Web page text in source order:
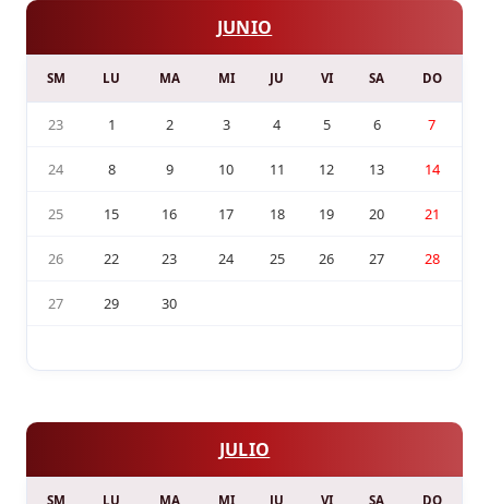
JUNIO
SM LU MA MI JU VI SA DO
23 1 2 3 4 5 6 7
24 8 9 10 11 12 13 14
25 15 16 17 18 19 20 21
26 22 23 24 25 26 27 28
27 29 30
JULIO
SM LU MA MI JU VI SA DO